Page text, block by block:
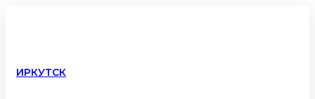
ИРКУТСК